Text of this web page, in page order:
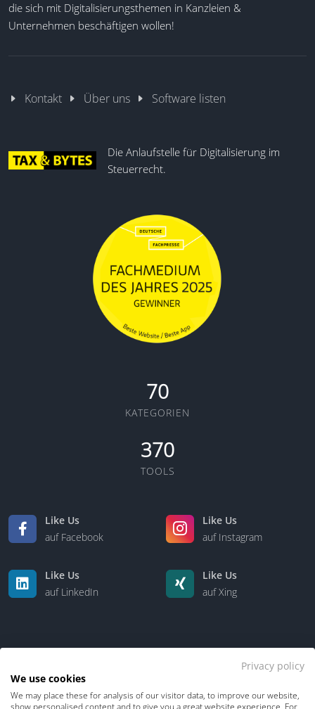
die sich mit Digitalisierungsthemen in Kanzleien &
Unternehmen beschäftigen wollen!
Kontakt Über uns Software listen
Die Anlaufstelle für Digitalisierung im
Steuerrecht.
70
KATEGORIEN
370
TOOLS
Like Us
auf Facebook
Like Us
auf Instagram
Like Us
auf LinkedIn
Like Us
auf Xing
Kontakt Über uns
Privacy policy
We use cookies
We may place these for analysis of our visitor data, to improve our website,
show personalised content and to give you a great website experience. For